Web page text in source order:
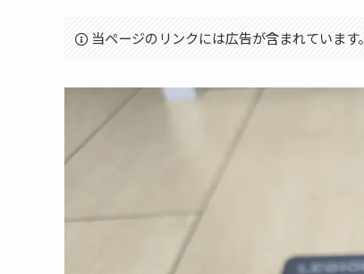
当ページのリンクには広告が含まれています。